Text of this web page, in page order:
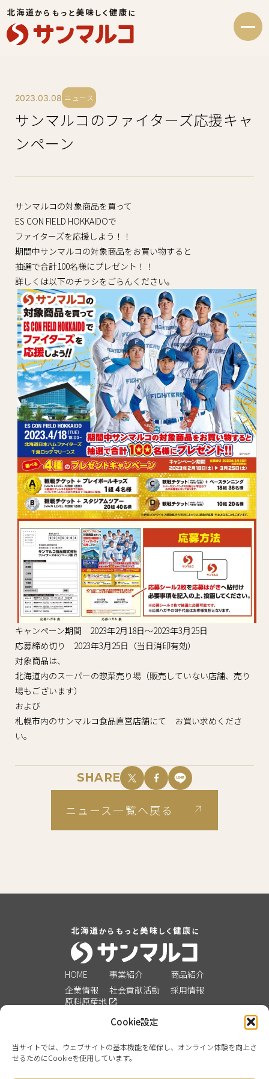
Cookie設定
当サイトでは、ウェブサイトの基本機能を確保し、オンライン体験を向上さ
せるためにCookieを使用しています。
2023.03.08 ニュース
サンマルコのファイターズ応援キャ
ンペーン
サンマルコの対象商品を買って
ES CON FIELD HOKKAIDOで
ファイターズを応援しよう！！
期間中サンマルコの対象商品をお買い物すると
抽選で合計100名様にプレゼント！！
詳しくは以下のチラシをごらんください。
キャンペーン期間 2023年2月18日～2023年3月25日
応募締め切り 2023年3月25日（当日消印有効）
対象商品は、
北海道内のスーパーの惣菜売り場（販売していない店舗、売り
場もございます）
および
札幌市内のサンマルコ食品直営店舗にて お買い求めくださ
い。
SHARE
ニュース一覧へ戻る
HOME 事業紹介
商品紹介
企業情報
社会貢献活動
採用情報
原料原産地
JP/EN
オンラインストア